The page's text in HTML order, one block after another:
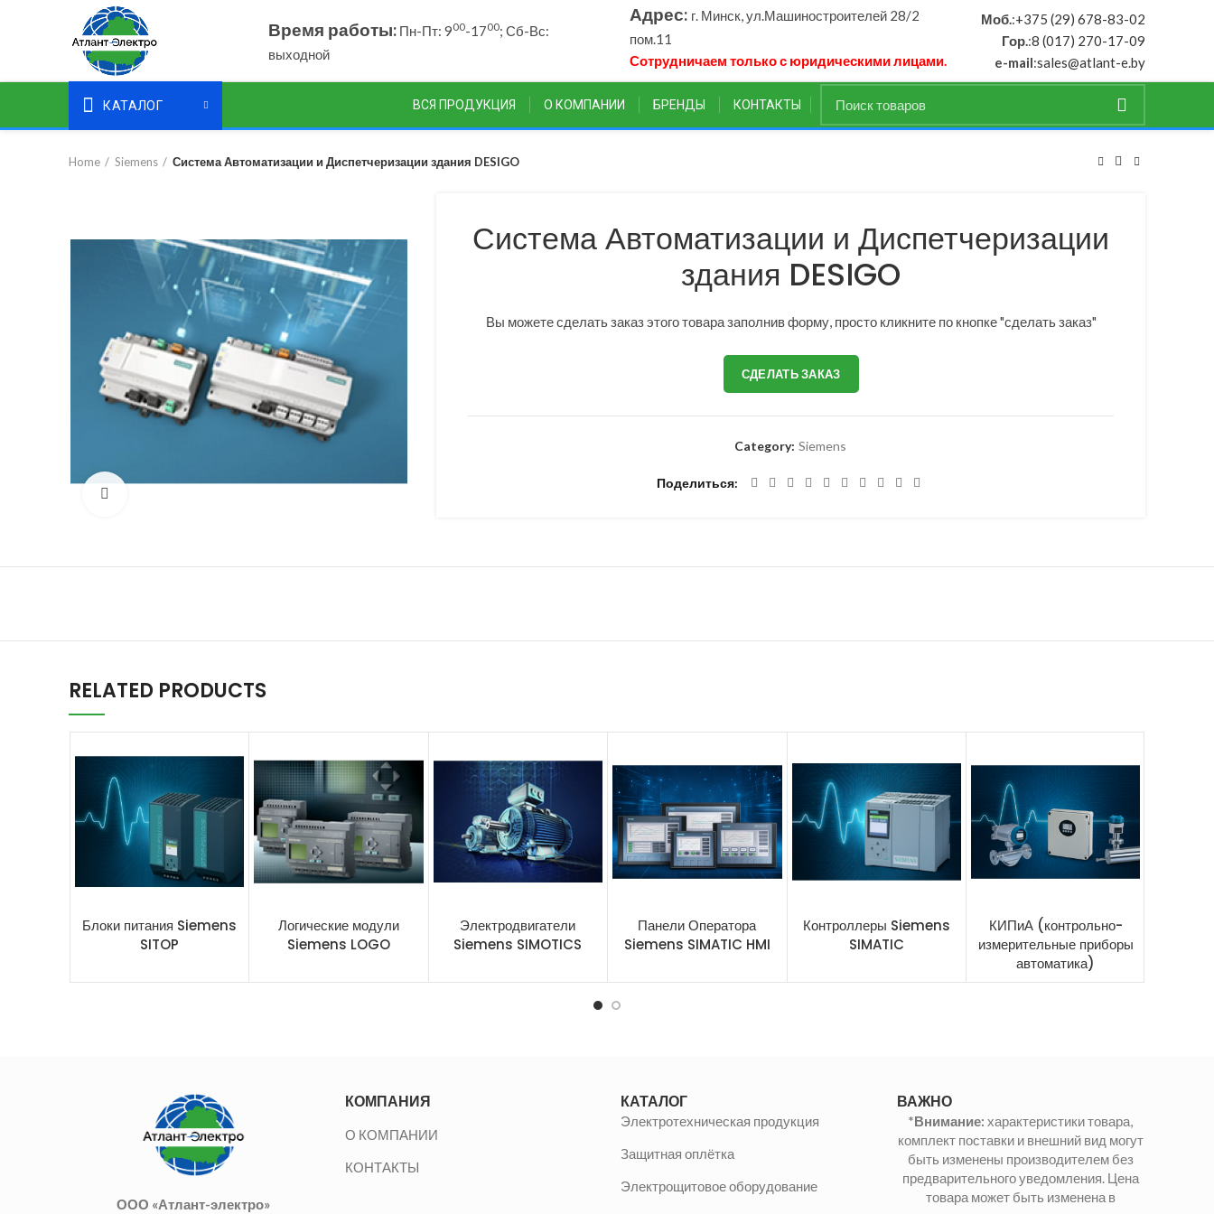
Время работы:Пн-Пт: 900-1700; Сб-Вс:
выходной
Адрес: г. Минск, ул.Машиностроителей 28/2
пом.11
Сотрудничаем только с юридическими лицами.
Моб.:+375 (29) 678-83-02
Гор.:8 (017) 270-17-09
e-mail:sales@atlant-e.by
КАТАЛОГ ВСЯ ПРОДУКЦИЯ О КОМПАНИИ БРЕНДЫ КОНТАКТЫ
Home Siemens Система Автоматизации и Диспетчеризации здания DESIGO
Система Автоматизации и Диспетчеризации
здания DESIGO
Вы можете сделать заказ этого товара заполнив форму, просто кликните по кнопке "сделать заказ"
СДЕЛАТЬ ЗАКАЗ
Category: Siemens
Поделиться
RELATED PRODUCTS
Блоки питания Siemens
SITOP
Логические модули
Siemens LOGO
Электродвигатели
Siemens SIMOTICS
Панели Оператора
Siemens SIMATIC HMI
Контроллеры Siemens
SIMATIC
КИПиА (контрольно-
измерительные приборы
автоматика)
ООО «Атлант-электро»
КОМПАНИЯ
О КОМПАНИИ
КОНТАКТЫ
КАТАЛОГ
Электротехническая продукция
Защитная оплётка
Электрощитовое оборудование
ВАЖНО
*Внимание: характеристики товара,
комплект поставки и внешний вид могут
быть изменены производителем без
предварительного уведомления. Цена
товара может быть изменена в